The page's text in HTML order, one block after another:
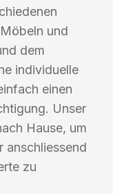
und
dem
individuelle
einen
Unser
Hause, um
anschliessend
zu